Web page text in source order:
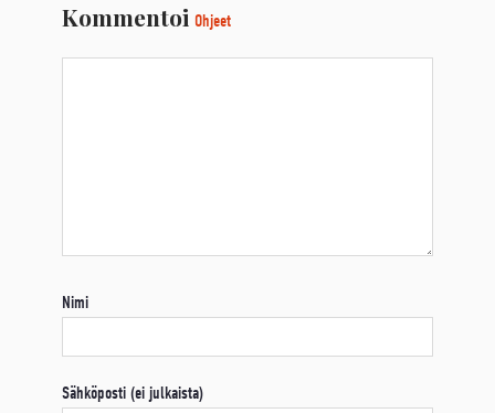
Kommentoi Ohjeet
Nimi
Sähköposti (ei julkaista)